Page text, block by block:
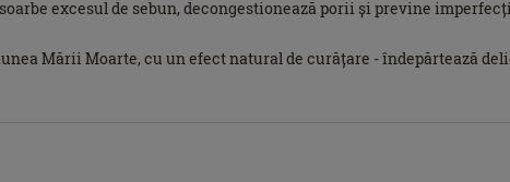
excesul de sebun, decongestionează porii și previne
Mării Moarte, cu un efect natural de curățare - îndepărtează